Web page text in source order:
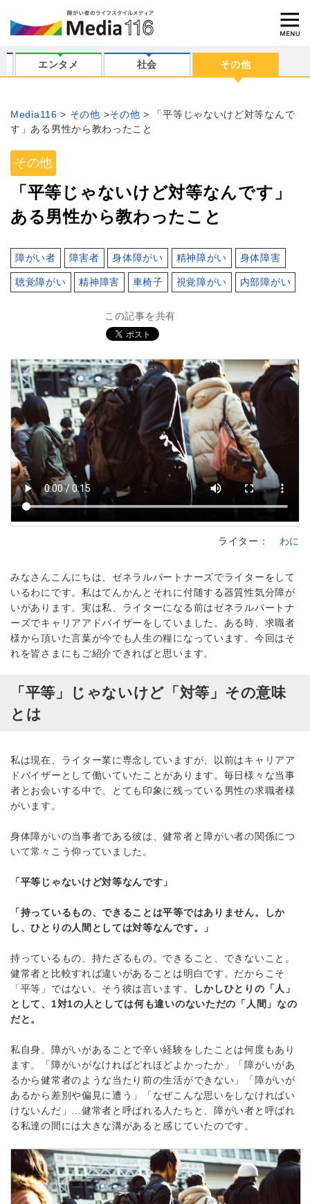
エンタメ 社会 その他
Media116 その他 その他
「平等じゃないけど対等なんで
す」ある男性から教わったこと
その他
「平等じゃないけど対等なんです」
ある男性から教わったこと
障がい者 障害者 身体障がい 精神障がい 身体障害
聴覚障がい 精神障害 車椅子 視覚障がい 内部障がい
この記事を共有
ライター： わに
みなさんこんにちは、ゼネラルパートナーズでライターをして
いるわにです。私はてんかんとそれに付随する器質性気分障が
いがあります。実は私、ライターになる前はゼネラルパートナ
ーズでキャリアアドバイザーをしていました。ある時、求職者
様から頂いた言葉が今でも人生の糧になっています。今回はそ
れを皆さまにもご紹介できればと思います。
「平等」じゃないけど「対等」その意味
とは
私は現在、ライター業に専念していますが、以前はキャリアア
ドバイザーとして働いていたことがあります。毎日様々な当事
者とお会いする中で、とても印象に残っている男性の求職者様
がいます。
身体障がいの当事者である彼は、健常者と障がい者の関係につ
いて常々こう仰っていました。
「平等じゃないけど対等なんです」
「持っているもの、できることは平等ではありません。しか
し、ひとりの人間としては対等なんです。」
持っているもの、持たざるもの。できること、できないこと。
健常者と比較すれば違いがあることは明白です。だからこそ
「平等」ではない。そう彼は言います。
しかしひとりの「人」
として、1対1の人としては何も違いのないただの「人間」なの
だと。
私自身、障がいがあることで辛い経験をしたことは何度もあり
ます。「障がいがなければどれほどよかったか」「障がいがあ
るから健常者のような当たり前の生活ができない」「障がいが
あるから差別や偏見に遭う」「なぜこんな思いをしなければい
けないんだ」…健常者と呼ばれる人たちと、障がい者と呼ばれ
る私達の間には大きな溝があると感じていたのです。